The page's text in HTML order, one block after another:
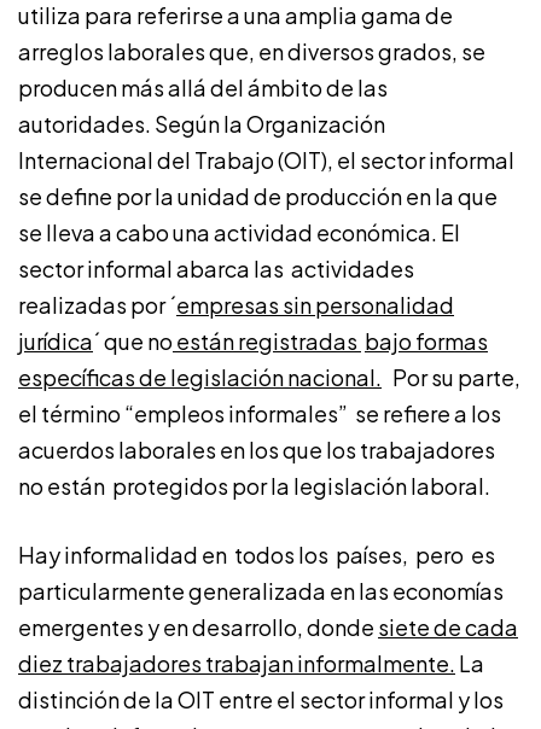
utiliza para referirse a una amplia gama de
arreglos laborales que, en diversos grados, se
producen más allá del ámbito de las
autoridades. Según la Organización
Internacional del Trabajo (OIT), el sector informal
se define por la unidad de producción en la que
se lleva a cabo una actividad económica. El
sector informal abarca las actividades
realizadas por ´empresas sin personalidad
jurídica´ que no están registradas bajo formas
específicas de legislación nacional. Por su parte,
el término “empleos informales” se refiere a los
acuerdos laborales en los que los trabajadores
no están protegidos por la legislación laboral.
Hay informalidad en todos los países, pero es
particularmente generalizada en las economías
emergentes y en desarrollo, donde siete de cada
diez trabajadores trabajan informalmente. La
distinción de la OIT entre el sector informal y los